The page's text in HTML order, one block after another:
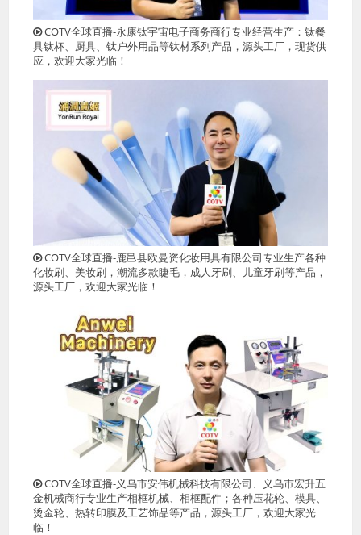
COTV全球直播-永康钛宇宙电子商务商行专业经营生产：钛餐
具钛杯、厨具、钛户外用品等钛材系列产品，源头工厂，现货供
应，欢迎大家光临！
COTV全球直播-鹿邑县欧曼资化妆用具有限公司专业生产各种
化妆刷、美妆刷，潮流多款睫毛，成人牙刷、儿童牙刷等产品，
源头工厂，欢迎大家光临！
COTV全球直播-义乌市安伟机械科技有限公司、义乌市宏升五
金机械商行专业生产相框机械、相框配件；各种压花轮、模具、
烫金轮、热转印膜及工艺饰品等产品，源头工厂，欢迎大家光
临！